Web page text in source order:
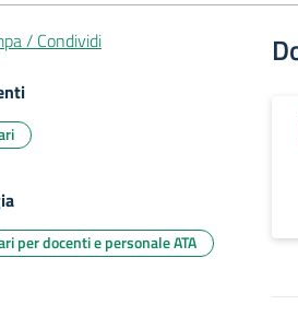
/ Condividi
per docenti e personale ATA